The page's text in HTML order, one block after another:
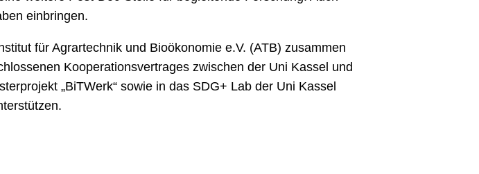
einbringen.
für Agrartechnik und Bioökonomie e.V. (ATB) zusammen
Kooperationsvertrages zwischen der Uni Kassel und
„BiTWerk“ sowie in das SDG+ Lab der Uni Kassel